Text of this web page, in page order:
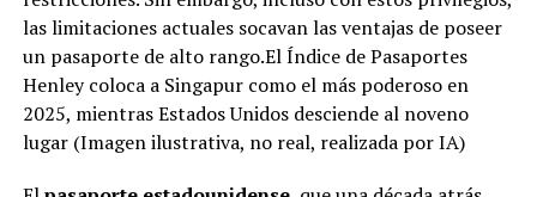
las limitaciones actuales socavan las ventajas de poseer
un pasaporte de alto rango.El Índice de Pasaportes
Henley coloca a Singapur como el más poderoso en
2025, mientras Estados Unidos desciende al noveno
lugar (Imagen ilustrativa, no real, realizada por IA)